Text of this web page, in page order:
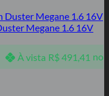
Megane 1.6 16V
À vista R$491,41 no